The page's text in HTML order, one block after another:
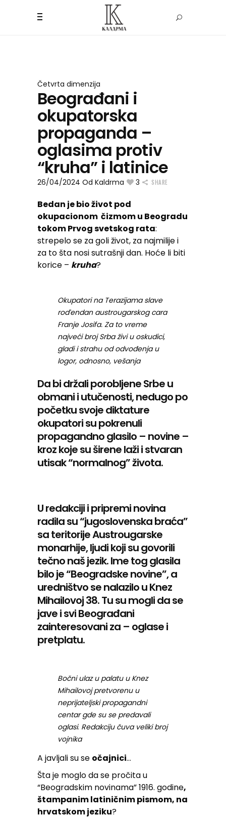
Četvrta dimenzija
Beograđani i
okupatorska
propaganda –
oglasima protiv
“kruha” i latinice
26/04/2024 Od Kaldrma 3 SHARE
Bedan je bio život pod
okupacionom čizmom u Beogradu
tokom Prvog svetskog rata:
strepelo se za goli život, za najmilije i
za to šta nosi sutrašnji dan. Hoće li biti
korice – kruha?
Okupatori na Terazijama slave
roďendan austrougarskog cara
Franje Josifa. Za to vreme
najveći broj Srba živi u oskudici,
gladi i strahu od odvođenja u
logor, odnosno, vešanja
Da bi držali porobljene Srbe u
obmani i utučenosti, nedugo po
početku svoje diktature
okupatori su pokrenuli
propagandno glasilo – novine –
kroz koje su širene laži i stvaran
utisak “normalnog” života.
U redakciji i pripremi novina
radila su “jugoslovenska braća”
sa teritorije Austrougarske
monarhije, ljudi koji su govorili
tečno naš jezik. Ime tog glasila
bilo je “Beogradske novine”, a
uredništvo se nalazilo u Knez
Mihailovoj 38. Tu su mogli da se
jave i svi Beograđani
zainteresovani za – oglase i
pretplatu.
Bočni ulaz u palatu u Knez
Mihailovoj pretvorenu u
neprijateljski propagandni
centar gde su se predavali
oglasi. Redakciju čuva veliki broj
vojnika
A javljali su se očajnici…
Šta je moglo da se pročita u
“Beogradskim novinama” 1916. godine,
štampanim latiničnim pismom, na
hrvatskom jeziku?